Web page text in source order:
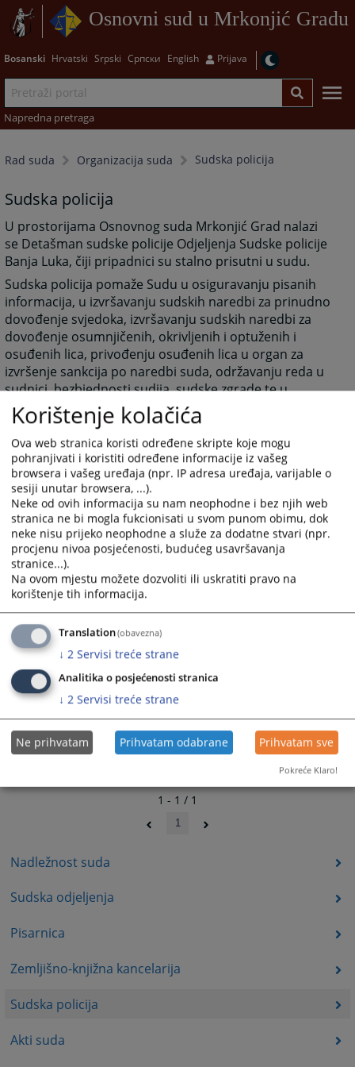
Osnovni sud u Mrkonjić Gradu
Bosanski Hrvatski Srpski Српски English Prijava
Napredna pretraga
Rad suda Organizacija suda Sudska policija
Nadležnost suda
Sudska odjeljenja
Pisarnica
Zemljišno-knjižna kancelarija
Sudska policija
Akti suda
Sudska policija
U prostorijama Osnovnog suda Mrkonjić Grad nalazi
se Detašman sudske policije Odjeljenja Sudske policije
Banja Luka, čiji pripadnici su stalno prisutni u sudu.
Sudska policija pomaže Sudu u osiguravanju pisanih
informacija, u izvršavanju sudskih naredbi za prinudno
dovođenje svjedoka, izvršavanju sudskih naredbi za
dovođenje osumnjičenih, okrivljenih i optuženih i
osuđenih lica, privođenju osuđenih lica u organ za
izvršenje sankcija po naredbi suda, održavanju reda u
sudnici, bezbjednosti sudija, sudske zgrade te u
izvršenju drugih sudskih naloga.
1670PREGLEDA
1 - 1 / 1
1
Korištenje kolačića
Ova web stranica koristi određene skripte koje mogu
pohranjivati i koristiti određene informacije iz vašeg
browsera i vašeg uređaja (npr. IP adresa uređaja, varijable o
sesiji unutar browsera, ...).
Neke od ovih informacija su nam neophodne i bez njih web
stranica ne bi mogla fukcionisati u svom punom obimu, dok
neke nisu prijeko neophodne a služe za dodatne stvari (npr.
procjenu nivoa posjećenosti, budućeg usavršavanja
stranice...).
Na ovom mjestu možete dozvoliti ili uskratiti pravo na
korištenje tih informacija.
Translation(obavezna)
↓ 2 Servisi treće strane
Analitika o posjećenosti stranica
↓ 2 Servisi treće strane
Ne prihvatam Prihvatam odabrane Prihvatam sve
Pokreće Klaro!